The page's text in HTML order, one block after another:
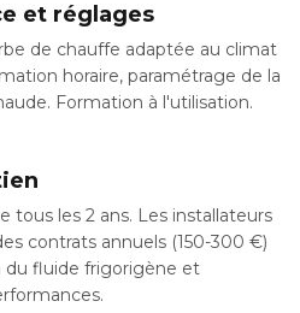
et réglages
de chauffe adaptée au climat
horaire, paramétrage de la
Formation à l'utilisation.
tous les 2 ans. Les installateurs
contrats annuels (150-300 €)
du fluide frigorigène et